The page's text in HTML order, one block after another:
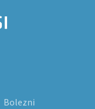
Bolezni